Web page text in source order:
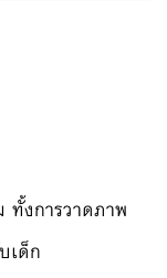
ทั้งการวาดภาพ
เด็ก